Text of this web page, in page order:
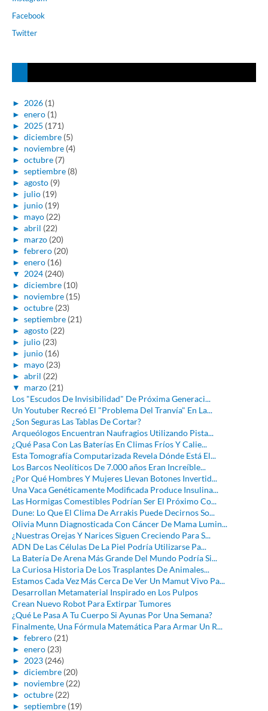
Facebook
Twitter
► 2026 (1)
► enero (1)
► 2025 (171)
► diciembre (5)
► noviembre (4)
► octubre (7)
► septiembre (8)
► agosto (9)
► julio (19)
► junio (19)
► mayo (22)
► abril (22)
► marzo (20)
► febrero (20)
► enero (16)
▼ 2024 (240)
► diciembre (10)
► noviembre (15)
► octubre (23)
► septiembre (21)
► agosto (22)
► julio (23)
► junio (16)
► mayo (23)
► abril (22)
▼ marzo (21)
Los "Escudos De Invisibilidad" De Próxima Generaci...
Un Youtuber Recreó El "Problema Del Tranvía" En La...
¿Son Seguras Las Tablas De Cortar?
Arqueólogos Encuentran Naufragios Utilizando Pista...
¿Qué Pasa Con Las Baterías En Climas Fríos Y Calie...
Esta Tomografía Computarizada Revela Dónde Está El...
Los Barcos Neolíticos De 7.000 años Eran Increíble...
¿Por Qué Hombres Y Mujeres Llevan Botones Invertid...
Una Vaca Genéticamente Modificada Produce Insulina...
Las Hormigas Comestibles Podrían Ser El Próximo Co...
Dune: Lo Que El Clima De Arrakis Puede Decirnos So...
Olivia Munn Diagnosticada Con Cáncer De Mama Lumin...
¿Nuestras Orejas Y Narices Siguen Creciendo Para S...
ADN De Las Células De La Piel Podría Utilizarse Pa...
La Batería De Arena Más Grande Del Mundo Podría Si...
La Curiosa Historia De Los Trasplantes De Animales...
Estamos Cada Vez Más Cerca De Ver Un Mamut Vivo Pa...
Desarrollan Metamaterial Inspirado en Los Pulpos
Crean Nuevo Robot Para Extirpar Tumores
¿Qué Le Pasa A Tu Cuerpo Si Ayunas Por Una Semana?
Finalmente, Una Fórmula Matemática Para Armar Un R...
► febrero (21)
► enero (23)
► 2023 (246)
► diciembre (20)
► noviembre (22)
► octubre (22)
► septiembre (19)